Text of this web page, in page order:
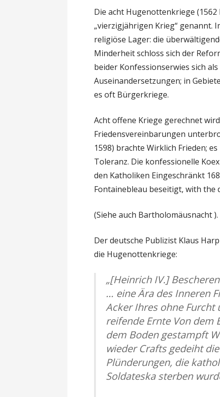
Die acht Hugenottenkriege
„vierzigjährigen Krieg“ genannt.
religiöse Lager: die
Minderheit schloss sich der
beider Konfessionserwies sich
Auseinandersetzungen; in
es oft Bürgerkriege.
Acht offene Kriege gerechnet
Friedensvereinbarungen
1598) brachte Wirklich Frieden;
Toleranz. Die konfessionelle
den Katholiken Eingeschränkt
Fontainebleau beseitigt, with the
(Siehe auch Bartholomäusnacht ).
Der deutsche Publizist Klaus
die Hugenottenkriege:
„[Heinrich IV.]
… eine Ära des Inneren
Acker Ihres ohne
reifende Ernte Von dem
dem Boden gestampft
wieder Crafts gedeiht
Plünderungen, die
Soldateska sterben